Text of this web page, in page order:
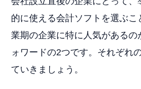
的に使える会計ソフトを選ぶこ
業期の企業に特に人気があるの
ォワードの2つです。それぞれ
ていきましょう。